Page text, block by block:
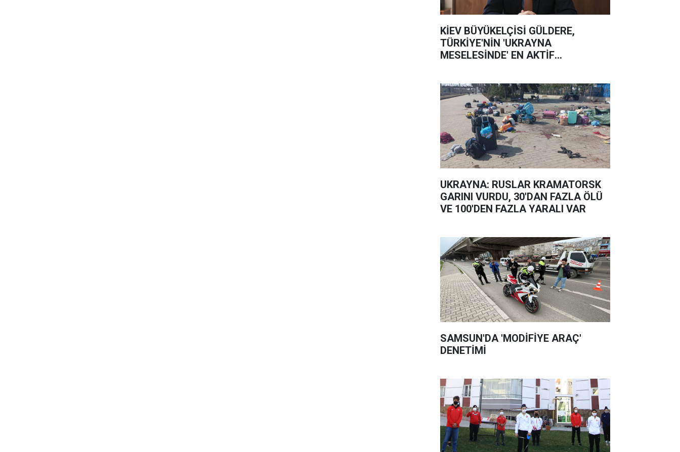
KİEV BÜYÜKELÇİSİ GÜLDERE,
TÜRKİYE'NİN 'UKRAYNA
MESELESİNDE' EN AKTİF
UKRAYNA: RUSLAR KRAMATORSK
GARINI VURDU, 30'DAN FAZLA ÖLÜ
VE 100'DEN FAZLA YARALI VAR
SAMSUN'DA 'MODİFİYE ARAÇ'
DENETİMİ